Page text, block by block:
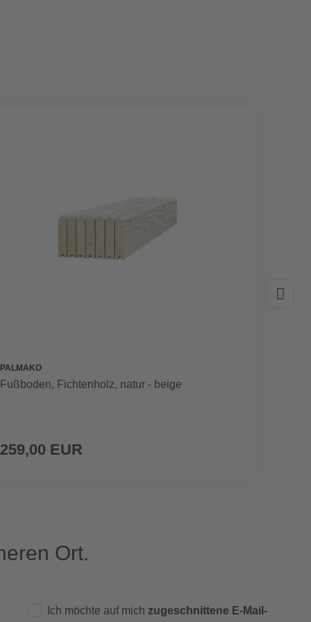
PALMAKO
Fußboden, Fichtenholz, natur - beige
259,00 EUR
Ort.
Ich möchte auf mich zugeschnittene E-Mail-